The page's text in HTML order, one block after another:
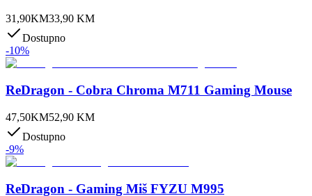
31,90KM33,90 KM
Dostupno
-10%
ReDragon - Cobra Chroma M711 Gaming Mouse
47,50KM52,90 KM
Dostupno
-9%
ReDragon - Gaming Miš FYZU M995